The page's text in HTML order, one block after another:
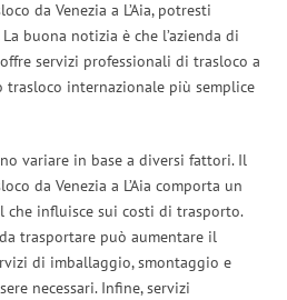
da Venezia a L’Aia, potresti
buona notizia è che l’azienda di
servizi professionali di trasloco a
trasloco internazionale più semplice
variare in base a diversi fattori. Il
da Venezia a L’Aia comporta un
influisce sui costi di trasporto.
trasportare può aumentare il
di imballaggio, smontaggio e
necessari. Infine, servizi